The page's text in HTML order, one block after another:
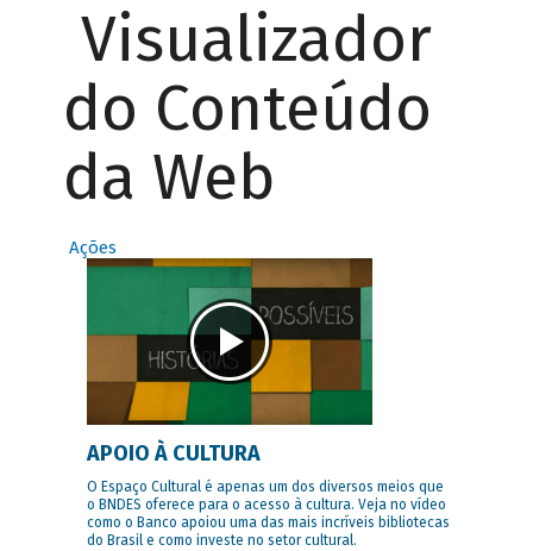
Visualizador
do Conteúdo
da Web
Ações
APOIO À CULTURA
O Espaço Cultural é apenas um dos diversos meios que
o BNDES oferece para o acesso à cultura. Veja no vídeo
como o Banco apoiou uma das mais incríveis bibliotecas
do Brasil e como investe no setor cultural.